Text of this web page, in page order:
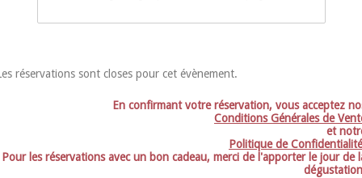
réservations sont closes pour cet évènement.
En confirmant votre réservation, vous acceptez
Conditions Générales de
et
Politique de Confidentialité
Pour les réservations avec un bon cadeau, merci de l'apporter le jour de